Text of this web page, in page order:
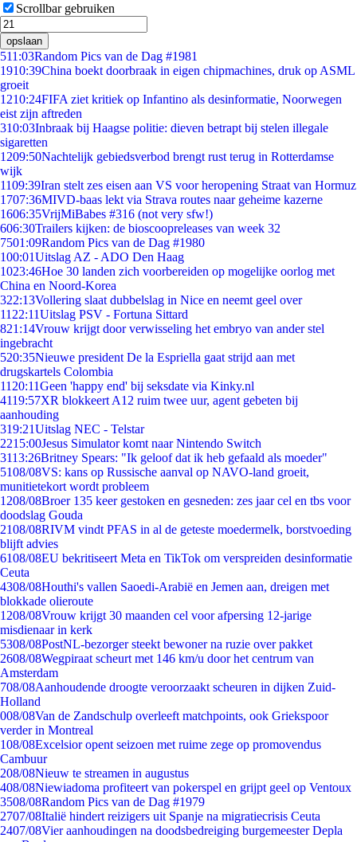
Scrollbar gebruiken
opslaan
511:03Random Pics van de Dag #1981
1910:39China boekt doorbraak in eigen chipmachines, druk op ASML
groeit
1210:24FIFA ziet kritiek op Infantino als desinformatie, Noorwegen
eist zijn aftreden
310:03Inbraak bij Haagse politie: dieven betrapt bij stelen illegale
sigaretten
1209:50Nachtelijk gebiedsverbod brengt rust terug in Rotterdamse
wijk
1109:39Iran stelt zes eisen aan VS voor heropening Straat van Hormuz
1707:36MIVD-baas lekt via Strava routes naar geheime kazerne
1606:35VrijMiBabes #316 (not very sfw!)
606:30Trailers kijken: de bioscoopreleases van week 32
7501:09Random Pics van de Dag #1980
100:01Uitslag AZ - ADO Den Haag
1023:46Hoe 30 landen zich voorbereiden op mogelijke oorlog met
China en Noord-Korea
322:13Vollering slaat dubbelslag in Nice en neemt geel over
11 22:11Uitslag PSV - Fortuna Sittard
821:14Vrouw krijgt door verwisseling het embryo van ander stel
ingebracht
520:35Nieuwe president De la Espriella gaat strijd aan met
drugskartels Colombia
11 20:11Geen 'happy end' bij seksdate via Kinky.nl
4119:57XR blokkeert A12 ruim twee uur, agent gebeten bij
aanhouding
319:21Uitslag NEC - Telstar
2215:00Jesus Simulator komt naar Nintendo Switch
3113:26Britney Spears: "Ik geloof dat ik heb gefaald als moeder"
5108/08VS: kans op Russische aanval op NAVO-land groeit,
munitietekort wordt probleem
1208/08Broer 135 keer gestoken en gesneden: zes jaar cel en tbs voor
doodslag Gouda
2108/08RIVM vindt PFAS in al de geteste moedermelk, borstvoeding
blijft advies
6108/08EU bekritiseert Meta en TikTok om verspreiden desinformatie
Ceuta
4308/08Houthi's vallen Saoedi-Arabië en Jemen aan, dreigen met
blokkade olieroute
1208/08Vrouw krijgt 30 maanden cel voor afpersing 12-jarige
misdienaar in kerk
5308/08PostNL-bezorger steekt bewoner na ruzie over pakket
2608/08Wegpiraat scheurt met 146 km/u door het centrum van
Amsterdam
708/08Aanhoudende droogte veroorzaakt scheuren in dijken Zuid-
Holland
008/08Van de Zandschulp overleeft matchpoints, ook Griekspoor
verder in Montreal
108/08Excelsior opent seizoen met ruime zege op promovendus
Cambuur
208/08Nieuw te streamen in augustus
408/08Niewiadoma profiteert van pokerspel en grijpt geel op Ventoux
3508/08Random Pics van de Dag #1979
2707/08Italië hindert reizigers uit Spanje na migratiecrisis Ceuta
2407/08Vier aanhoudingen na doodsbedreiging burgemeester Depla